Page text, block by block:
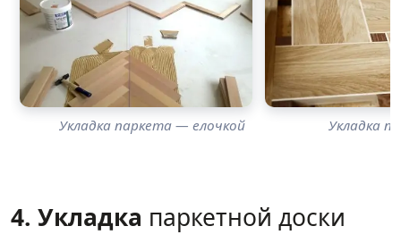
Укладка паркета — елочкой Укладка
4. Укладка паркетной доски